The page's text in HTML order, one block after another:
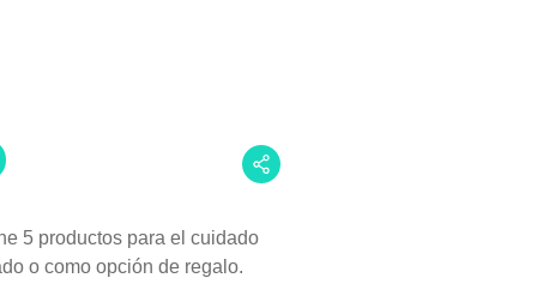
5 productos para el cuidado
o como opción de regalo.